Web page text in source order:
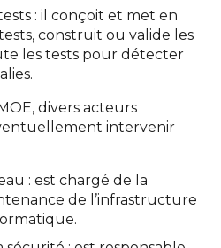
: il conçoit et met en
construit ou valide les
les tests pour détecter
divers acteurs
intervenir
: est chargé de la
de l’infrastructure